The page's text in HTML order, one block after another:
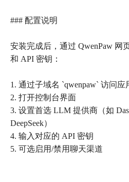
### 配置说明
安装完成后，通过 QwenPaw 网
和 API 密钥：
1. 通过子域名 `qwenpaw` 访问应
2. 打开控制台界面
3. 设置首选 LLM 提供商（如
DeepSeek）
4. 输入对应的 API 密钥
5. 可选启用/禁用聊天渠道